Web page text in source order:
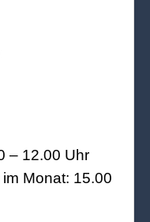
– 12.00 Uhr
Monat: 15.00